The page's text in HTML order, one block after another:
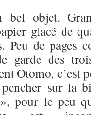
bel objet.
glacé de
Peu de pages
garde des
Otomo, c’est
sur la
pour le peu